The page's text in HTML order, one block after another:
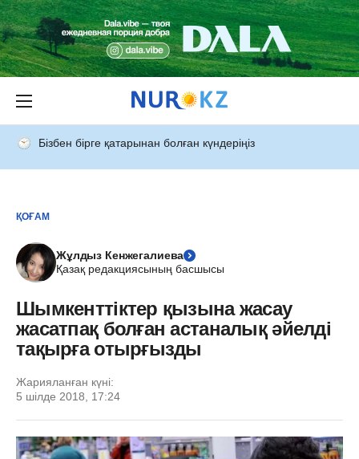
Бізбен бірге қатарынан болған күндеріңіз
ҚОҒАМ
Жұлдыз Кенжегалиева
Қазақ редакциясының басшысы
Шымкенттіктер қызына жасау
жасатпақ болған астаналық әйелді
тақырға отырғызды
Жарияланған күні:
5 шілде 2018, 17:24